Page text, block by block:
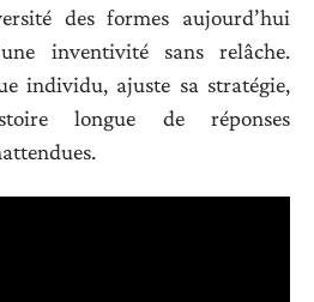
des formes aujourd’hui
inventivité sans relâche.
individu, ajuste sa stratégie,
longue de réponses